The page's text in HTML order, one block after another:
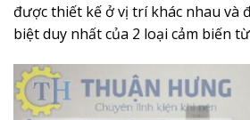
được thiết kế ở vị trí khác nhau và
biệt duy nhất của 2 loại cảm biến